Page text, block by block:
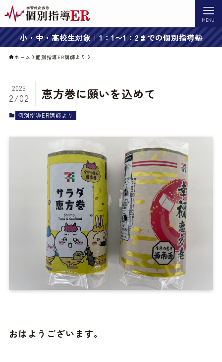
MENU
小・中・高校生対象｜1：1〜1：2までの個別指導塾
ホーム 個別指導ER講師より
恵方巻に願いを込めて
2025
2/02
個別指導ER講師より
おはようございます。